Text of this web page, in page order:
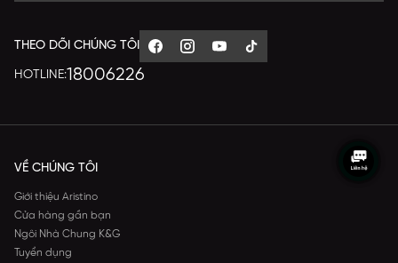
THEO DÕI CHÚNG TÔI
HOTLINE:18006226
VỀ CHÚNG TÔI
Giới thiệu Aristino
Cửa hàng gần bạn
Ngôi Nhà Chung K&G
Tuyển dụng